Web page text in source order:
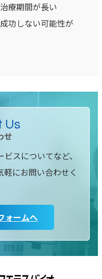
療期間が長い
功しない可能性が
Us
せ
スについてなど、
にお問い合わせく
ォームへ